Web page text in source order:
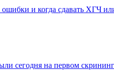
и когда сдавать ХГЧ
сегодня на первом